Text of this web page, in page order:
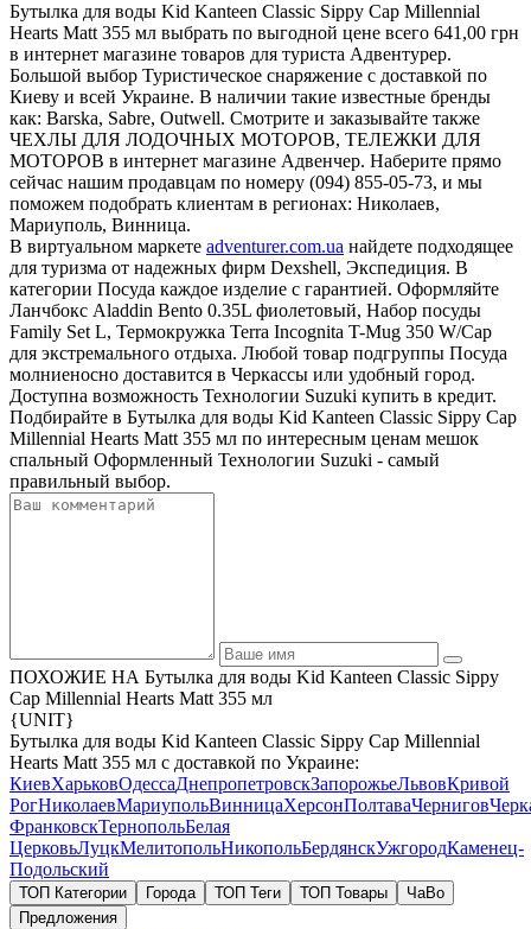
Бутылка для воды Kid Kanteen Classic Sippy Cap Millennial
Hearts Matt 355 мл выбрать по выгодной цене всего 641,00 грн
в интернет магазине товаров для туриста Адвентурер.
Большой выбор Туристическое снаряжение с доставкой по
Киеву и всей Украине. В наличии такие известные бренды
как: Barska, Sabre, Outwell. Смотрите и заказывайте также
ЧЕХЛЫ ДЛЯ ЛОДОЧНЫХ МОТОРОВ, ТЕЛЕЖКИ ДЛЯ
МОТОРОВ в интернет магазине Адвенчер. Наберите прямо
сейчас нашим продавцам по номеру (094) 855-05-73, и мы
поможем подобрать клиентам в регионах: Николаев,
Мариуполь, Винница.
В виртуальном маркете adventurer.com.ua найдете подходящее
для туризма от надежных фирм Dexshell, Экспедиция. В
категории Посуда каждое изделие с гарантией. Оформляйте
Ланчбокс Aladdin Bento 0.35L фиолетовый, Набор посуды
Family Set L, Термокружка Terra Incognita T-Mug 350 W/Cap
для экстремального отдыха. Любой товар подгруппы Посуда
молниеносно доставится в Черкассы или удобный город.
Доступна возможность Технологии Suzuki купить в кредит.
Подбирайте в Бутылка для воды Kid Kanteen Classic Sippy Cap
Millennial Hearts Matt 355 мл по интересным ценам мешок
спальный Оформленный Технологии Suzuki - самый
правильный выбор.
ПОХОЖИЕ НА Бутылка для воды Kid Kanteen Classic Sippy
Cap Millennial Hearts Matt 355 мл
{UNIT}
Бутылка для воды Kid Kanteen Classic Sippy Cap Millennial
Hearts Matt 355 мл с доставкой по Украине:
КиевХарьковОдессаДнепропетровскЗапорожьеЛьвовКривой
РогНиколаевМариупольВинницаХерсонПолтаваЧернигов
ФранковскТернопольБелая
ЦерковьЛуцкМелитопольНикопольБердянскУжгородКаменец-
Подольский
ТОП Категории Города ТОП Теги ТОП Товары
ЧаВо
Предложения